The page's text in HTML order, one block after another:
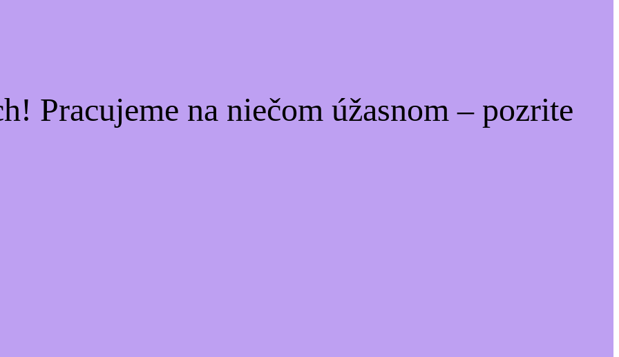
Pracujeme na niečom úžasnom – pozrite